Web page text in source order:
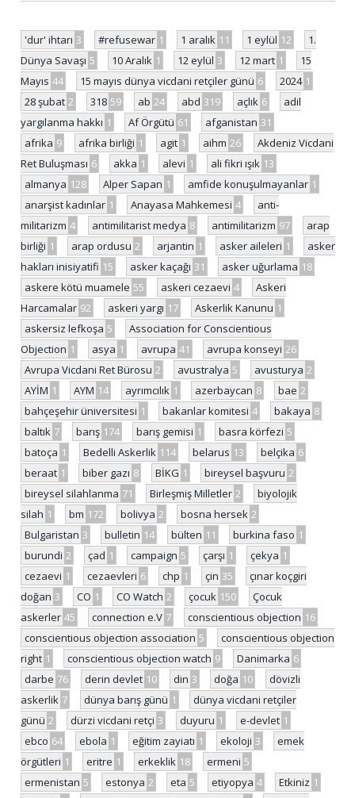
'dur' ihtarı 3 #refusewar 1 1 aralık 11 1 eylül 12
1.
Dünya Savaşı 5 10 Aralık 1 12 eylül 3 12 mart 1
15
Mayıs 44 15 mayıs dünya vicdani retçiler günü 6 2024 1
28 şubat 2 318 59 ab 24 abd 319 açlık 6
adil
yargılanma hakkı 1 Af Örgütü 61 afganistan 31
afrika 9 afrika birliği 1 agit 1 aihm 26
Akdeniz Vicdani
Ret Buluşması 6 akka 1 alevi 1 ali fikri ışık 13
almanya 128 Alper Sapan 1 amfide konuşulmayanlar 1
anarşist kadınlar 1 Anayasa Mahkemesi 4
anti-
militarizm 4 antimilitarist medya 8 antimilitarizm 97
arap
birliği 1 arap ordusu 2 arjantin 1 asker aileleri 1
asker
hakları inisiyatifi 15 asker kaçağı 31 asker uğurlama 18
askere kötü muamele 55 askeri cezaevi 4
Askeri
Harcamalar 92 askeri yargı 17 Askerlik Kanunu 1
askersiz lefkoşa 5
Association for Conscientious
Objection 1 asya 1 avrupa 41 avrupa konseyi 26
Avrupa Vicdani Ret Bürosu 2 avustralya 5 avusturya 2
AYİM 1 AYM 14 ayrımcılık 1 azerbaycan 8 bae 2
bahçeşehir üniversitesi 1 bakanlar komitesi 4 bakaya 8
baltık 7 barış 174 barış gemisi 1 basra körfezi 5
batoça 1 Bedelli Askerlik 114 belarus 13 belçika 6
beraat 1 biber gazı 8 BİKG 1 bireysel başvuru 2
bireysel silahlanma 71 Birleşmiş Milletler 2
biyolojik
silah 1 bm 172 bolivya 2 bosna hersek 2
Bulgaristan 3 bulletin 14 bülten 11 burkina faso 1
burundi 2 çad 1 campaign 5 çarşı 1 çekya 1
cezaevi 1 cezaevleri 6 chp 1 çin 35
çınar koçgiri
doğan 3 CO 1 CO Watch 2 çocuk 150
Çocuk
askerler 45 connection e.V 7 conscientious objection 16
conscientious objection association 5
conscientious objection
right 1 conscientious objection watch 9 Danimarka 6
darbe 76 derin devlet 10 din 3 doğa 10
dövizli
askerlik 7 dünya barış günü 1
dünya vicdani retçiler
günü 2 dürzi vicdani retçi 3 duyuru 1 e-devlet 1
ebco 64 ebola 1 eğitim zayiatı 1 ekoloji 3
emek
örgütleri 1 eritre 1 erkeklik 18 ermeni 5
ermenistan 5 estonya 2 eta 5 etiyopya 4 Etkiniz 1